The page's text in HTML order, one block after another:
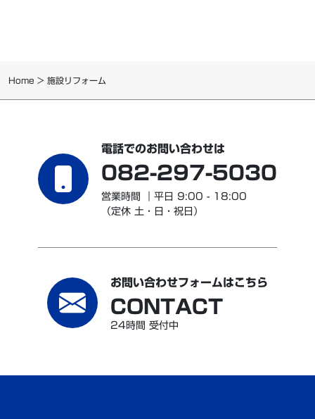
Home > 施設リフォーム
電話でのお問い合わせは
082-297-5030
営業時間 ｜平日 9:00 - 18:00
（定休 土・日・祝日）
お問い合わせフォームはこちら
CONTACT
24時間 受付中